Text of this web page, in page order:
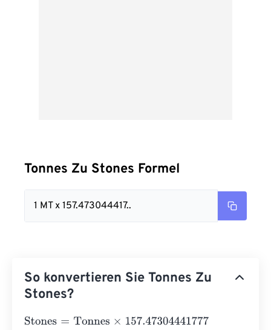
Tonnes Zu Stones Formel
1 MT x 157.473044417..
So konvertieren Sie Tonnes Zu
Stones?
Stones= Tonnes×157.47304441777